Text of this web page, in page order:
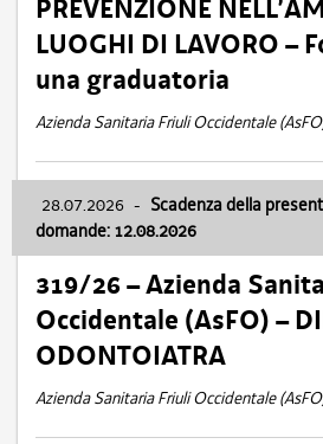
PREVENZIONE
LUOGHI DI LAVORO –
una graduatoria
Azienda Sanitaria Friuli Occidentale
28.07.2026 - Scadenza della
domande: 12.08.2026
319/26 – Azienda
Occidentale (AsFO) –
ODONTOIATRA
Azienda Sanitaria Friuli Occidentale